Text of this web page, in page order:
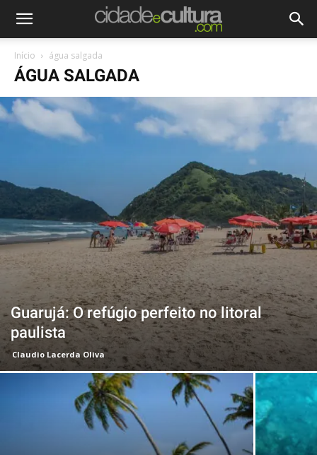
Início água salgada
ÁGUA SALGADA
Guarujá: O refúgio perfeito no litoral
paulista
Claudio Lacerda Oliva